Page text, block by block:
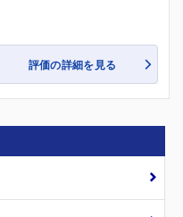
評価の詳細を見る